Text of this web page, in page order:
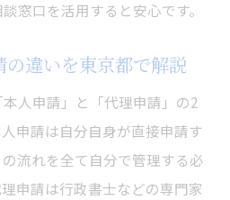
窓口を活用すると安心です。
違いを東京都で解説
人申請」と「代理申請」の2
申請は自分自身が直接申請す
流れを全て自分で管理する必
申請は行政書士などの専門家